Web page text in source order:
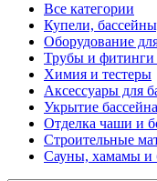
Все категории
Купели,
Оборудование
Трубы и
Химия и тестеры
Аксессуары для
Укрытие бассейна
Отделка чаши и
Строительные
Сауны, хамамы и